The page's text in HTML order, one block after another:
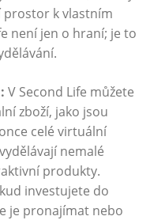
prostor k vlastním
není jen o hraní; je to
V Second Life můžete
zboží, jako jsou
celé virtuální
nemalé
produkty.
investujete do
je pronajímat nebo